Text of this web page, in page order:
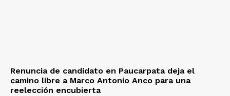
Renuncia de candidato en Paucarpata deja el
camino libre a Marco Antonio Anco para una
reelección encubierta